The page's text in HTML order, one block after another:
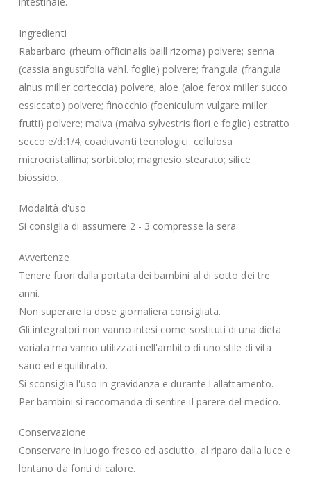
Ingredienti
Rabarbaro (rheum officinalis baill rizoma) polvere; senna
(cassia angustifolia vahl. foglie) polvere; frangula (frangula
alnus miller corteccia) polvere; aloe (aloe ferox miller succo
essiccato) polvere; finocchio (foeniculum vulgare miller
frutti) polvere; malva (malva sylvestris fiori e foglie) estratto
secco e/d:1/4; coadiuvanti tecnologici: cellulosa
microcristallina; sorbitolo; magnesio stearato; silice
biossido.
Modalità d'uso
Si consiglia di assumere 2 - 3 compresse la sera.
Avvertenze
Tenere fuori dalla portata dei bambini al di sotto dei tre
anni.
Non superare la dose giornaliera consigliata.
Gli integratori non vanno intesi come sostituti di una dieta
variata ma vanno utilizzati nell'ambito di uno stile di vita
sano ed equilibrato.
Si sconsiglia l'uso in gravidanza e durante l'allattamento.
Per bambini si raccomanda di sentire il parere del medico.
Conservazione
Conservare in luogo fresco ed asciutto, al riparo dalla luce e
lontano da fonti di calore.